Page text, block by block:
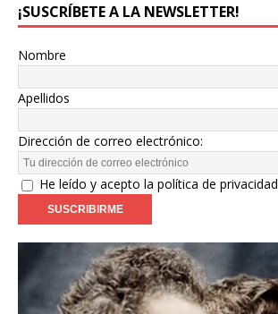
¡SUSCRÍBETE A LA NEWSLETTER!
Nombre
Apellidos
Dirección de correo electrónico:
He leído y acepto la política de privacidad